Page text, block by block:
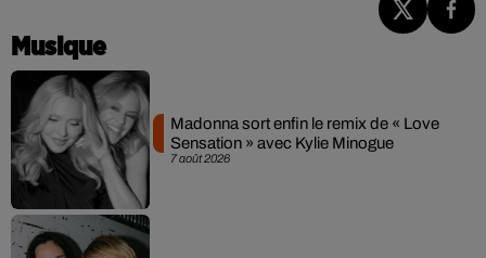
Musique
7 août 2026
Madonna sort enfin le remix de « Love
Sensation » avec Kylie Minogue